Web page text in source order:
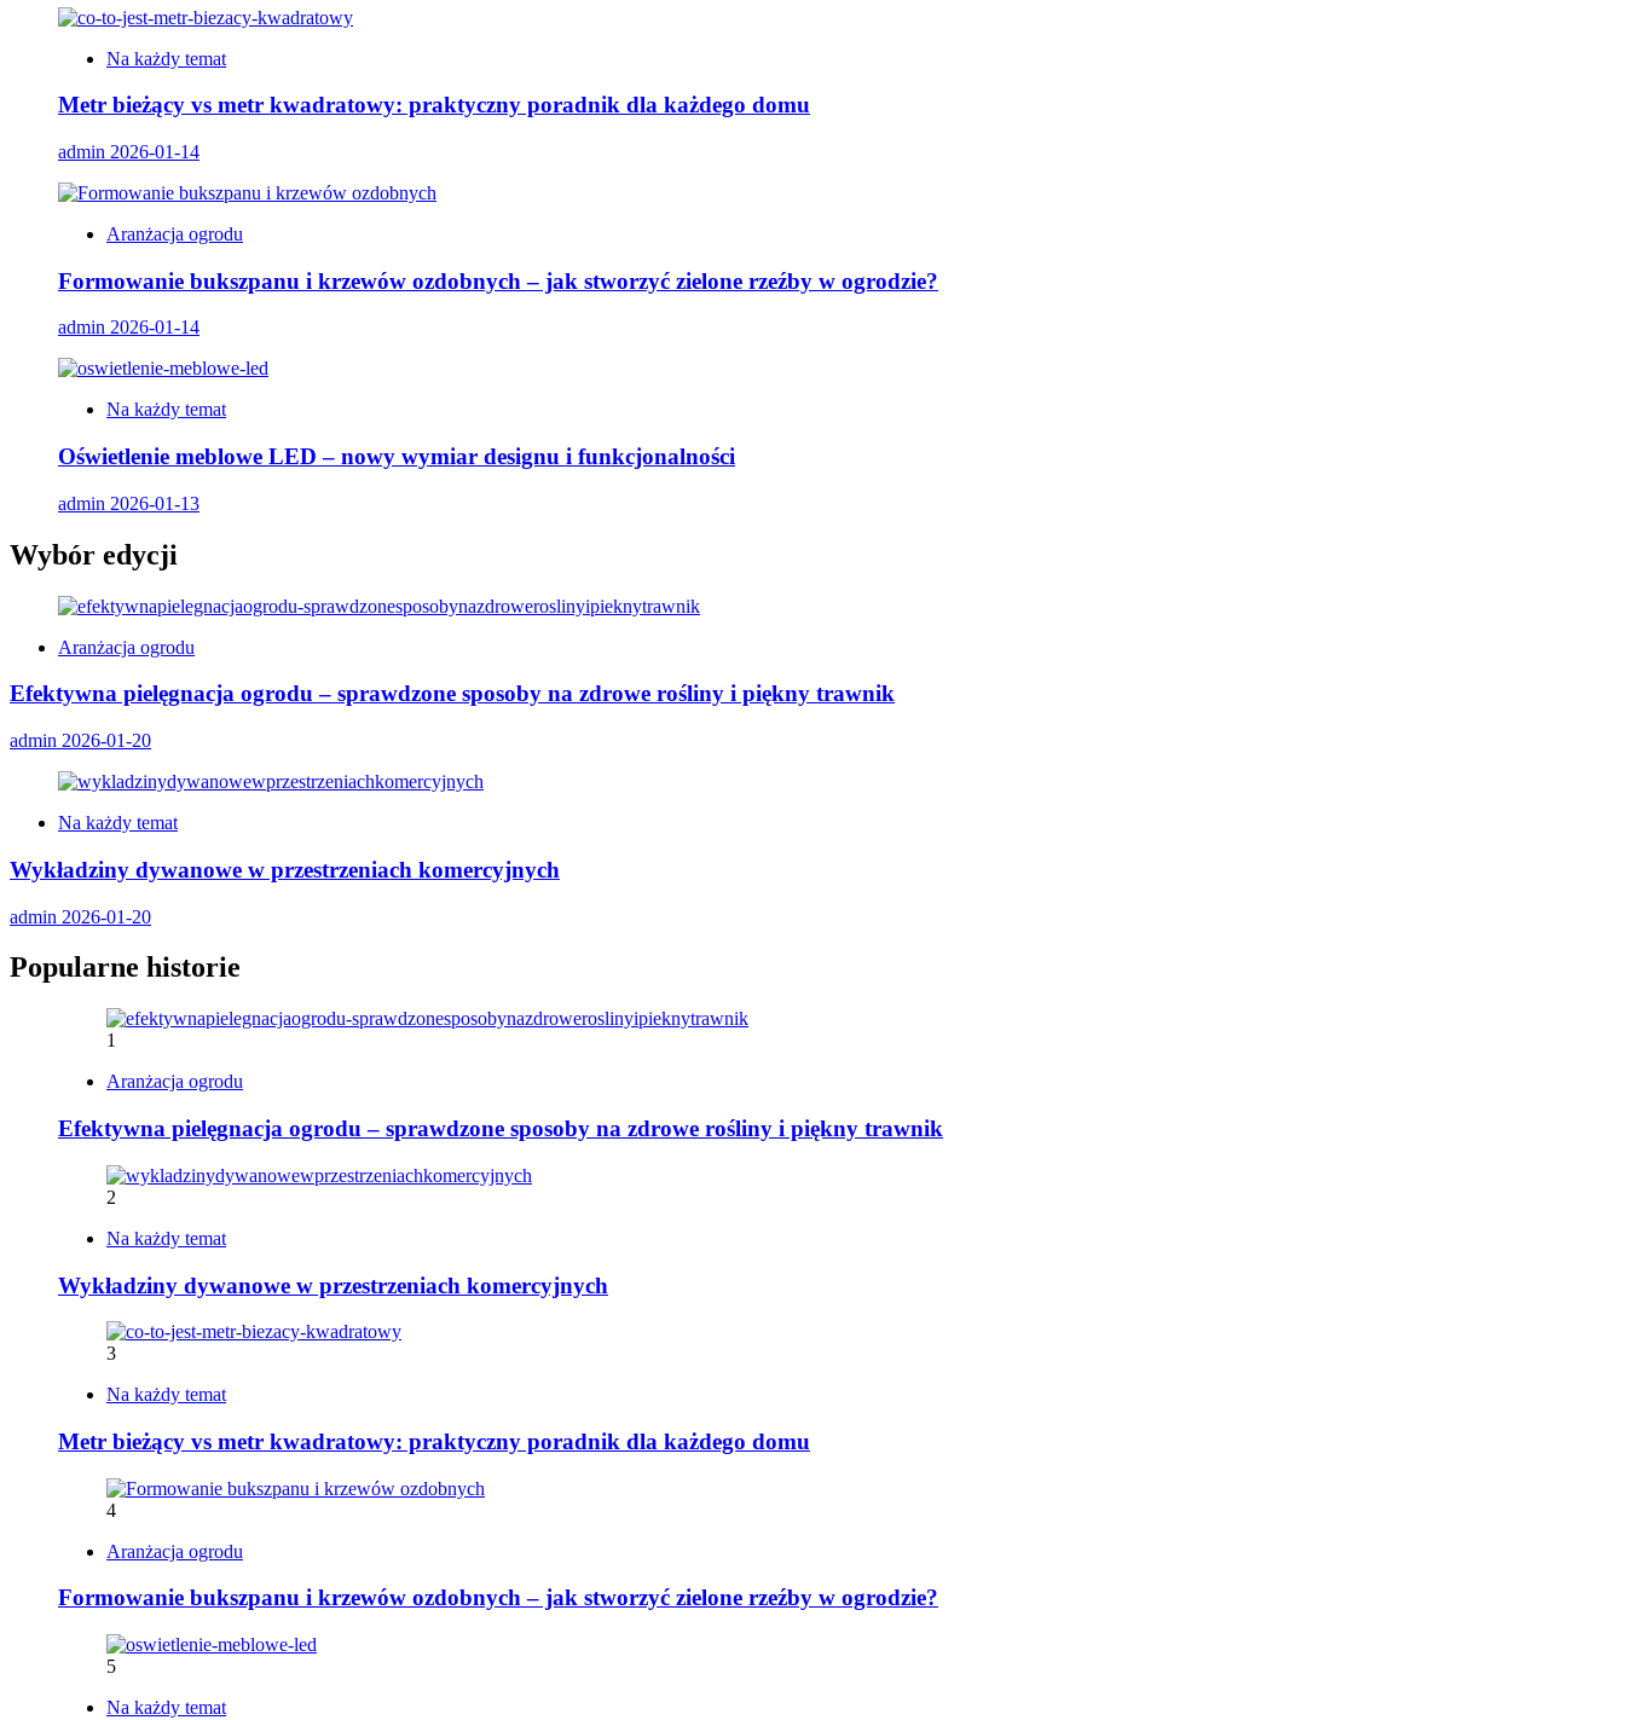
Na każdy temat
Metr bieżący vs metr kwadratowy: praktyczny poradnik dla każdego domu
admin 2026-01-14
Aranżacja ogrodu
Formowanie bukszpanu i krzewów ozdobnych – jak stworzyć zielone rzeźby w ogrodzie?
admin 2026-01-14
Na każdy temat
Oświetlenie meblowe LED – nowy wymiar designu i funkcjonalności
admin 2026-01-13
Wybór edycji
Aranżacja ogrodu
Efektywna pielęgnacja ogrodu – sprawdzone sposoby na zdrowe rośliny i piękny trawnik
admin 2026-01-20
Na każdy temat
Wykładziny dywanowe w przestrzeniach komercyjnych
admin 2026-01-20
Popularne historie
1
Aranżacja ogrodu
Efektywna pielęgnacja ogrodu – sprawdzone sposoby na zdrowe rośliny i piękny trawnik
2
Na każdy temat
Wykładziny dywanowe w przestrzeniach komercyjnych
3
Na każdy temat
Metr bieżący vs metr kwadratowy: praktyczny poradnik dla każdego domu
4
Aranżacja ogrodu
Formowanie bukszpanu i krzewów ozdobnych – jak stworzyć zielone rzeźby w ogrodzie?
5
Na każdy temat